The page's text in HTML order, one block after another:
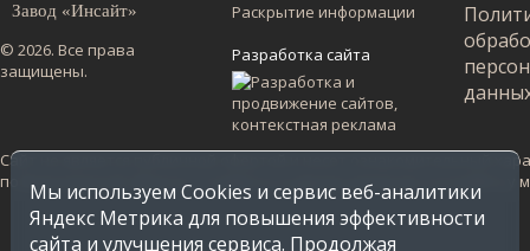
Завод «Инсайт»
© 2026. Все права
защищены.
Раскрытие информации
Разработка сайта
Сайт не является публичной офертой и несет ознакомительный
по Воронежской области. Стоимость в других регионах уточняйте
Мы используем Cookies и сервис веб-аналитики
Яндекс Метрика для повышения эффективности
сайта и улучшения сервиса. Продолжая